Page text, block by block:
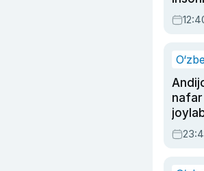
nafar